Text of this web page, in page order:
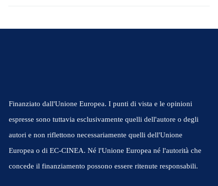
Finanziato dall'Unione Europea. I punti di vista e le opinioni
espresse sono tuttavia esclusivamente quelli dell'autore o degli
autori e non riflettono necessariamente quelli dell'Unione
Europea o di EC-CINEA. Né l'Unione Europea né l'autorità che
concede il finanziamento possono essere ritenute responsabili.